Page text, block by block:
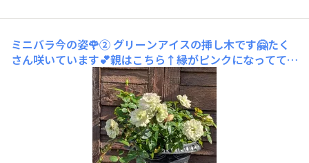
ミニバラ今の姿🌹② グリーンアイスの挿し木です🤗たく
さん咲いています💕親はこちら↑縁がピンクになってて可
愛い🩷 mahalo♡